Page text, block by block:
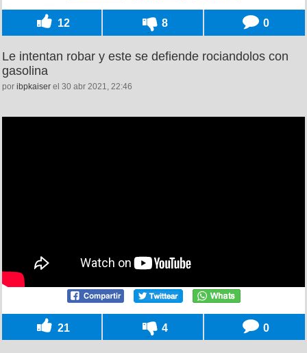
12 8 0
Le intentan robar y este se defiende rociandolos con
gasolina
por ibpkaiser el 30 abr 2021, 22:46
21 4 0